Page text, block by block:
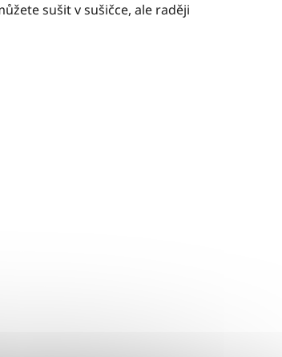
sušit v sušičce, ale raději